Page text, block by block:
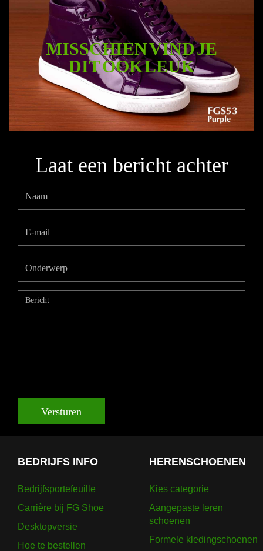
MISSCHIEN VIND JE
DIT OOK LEUK
Laat een bericht achter
Versturen
BEDRIJFS INFO
Bedrijfsportefeuille
Carrière bij FG Shoe
Desktopversie
Hoe te bestellen
HERENSCHOENEN
Kies categorie
Aangepaste leren
schoenen
Formele kledingschoenen